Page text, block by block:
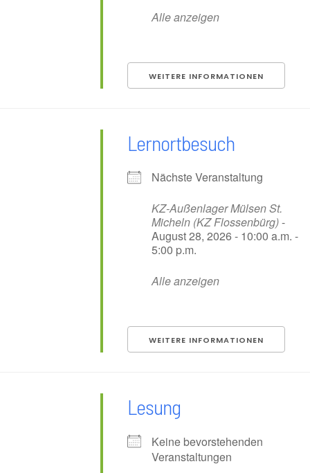
Alle anzeigen
WEITERE INFORMATIONEN
Lernortbesuch
Nächste Veranstaltung
KZ-Außenlager Mülsen St.
Micheln (KZ Flossenbürg)-
August 28, 2026 - 10:00 a.m. -
5:00 p.m.
Alle anzeigen
WEITERE INFORMATIONEN
Lesung
Keine bevorstehenden
Veranstaltungen